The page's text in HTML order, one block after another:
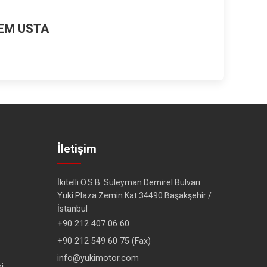
USTA
İletişim
İkitelli O.S.B. Süleyman Demirel Bulvarı
Yuki Plaza Zemin Kat 34490 Başakşehir /
İstanbul
+90 212 407 06 60
+90 212 549 60 75 (Fax)
info@yukimotor.com